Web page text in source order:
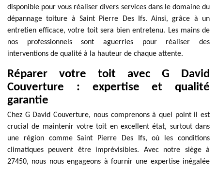
disponible pour vous réaliser divers services dans le domaine du
dépannage toiture à Saint Pierre Des Ifs. Ainsi, grâce à un
entretien efficace, votre toit sera bien entretenu. Les mains de
nos professionnels sont aguerries pour réaliser des
interventions de qualité à la hauteur de chaque attente.
Réparer votre toit avec G David
Couverture : expertise et qualité
garantie
Chez G David Couverture, nous comprenons à quel point il est
crucial de maintenir votre toit en excellent état, surtout dans
une région comme Saint Pierre Des Ifs, où les conditions
climatiques peuvent être imprévisibles. Avec notre siège à
27450, nous nous engageons à fournir une expertise inégalée